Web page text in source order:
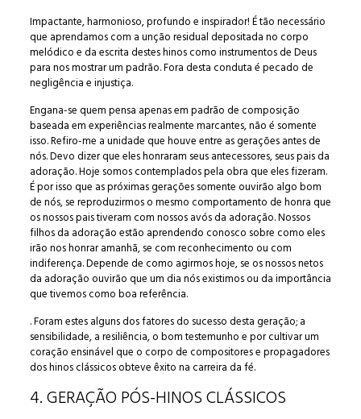
Impactante, harmonioso, profundo e inspirador! É tão necessário
que aprendamos com a unção residual depositada no corpo
melódico e da escrita destes hinos como instrumentos de Deus
para nos mostrar um padrão. Fora desta conduta é pecado de
negligência e injustiça.
Engana-se quem pensa apenas em padrão de composição
baseada em experiências realmente marcantes, não é somente
isso. Refiro-me a unidade que houve entre as gerações antes de
nós. Devo dizer que eles honraram seus antecessores, seus pais da
adoração. Hoje somos contemplados pela obra que eles fizeram.
É por isso que as próximas gerações somente ouvirão algo bom
de nós, se reproduzirmos o mesmo comportamento de honra que
os nossos pais tiveram com nossos avós da adoração. Nossos
filhos da adoração estão aprendendo conosco sobre como eles
irão nos honrar amanhã, se com reconhecimento ou com
indiferença. Depende de como agirmos hoje, se os nossos netos
da adoração ouvirão que um dia nós existimos ou da importância
que tivemos como boa referência.
. Foram estes alguns dos fatores do sucesso desta geração; a
sensibilidade, a resiliência, o bom testemunho e por cultivar um
coração ensinável que o corpo de compositores e propagadores
dos hinos clássicos obteve êxito na carreira da fé.
4. GERAÇÃO PÓS-HINOS CLÁSSICOS